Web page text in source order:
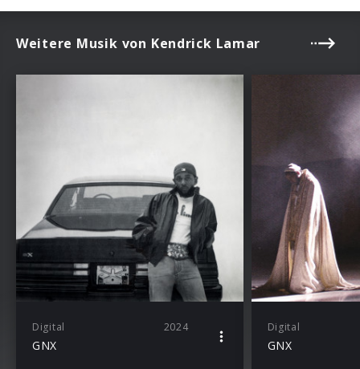
Weitere Musik von Kendrick Lamar
Digital 2024
GNX
Digital
GNX